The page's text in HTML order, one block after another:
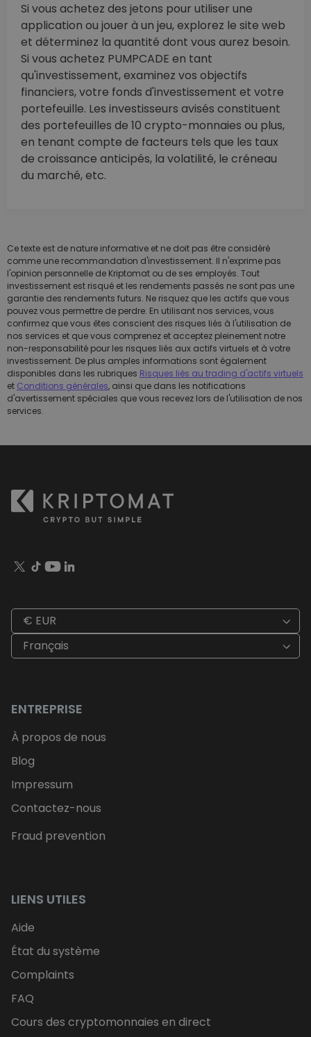
Si vous achetez des jetons pour utiliser une
application ou jouer à un jeu, explorez le site web
et déterminez la quantité dont vous aurez besoin.
Si vous achetez PUMPCADE en tant
qu'investissement, examinez vos objectifs
financiers, votre fonds d'investissement et votre
portefeuille. Les investisseurs avisés constituent
des portefeuilles de 10 crypto-monnaies ou plus,
en tenant compte de facteurs tels que les taux
de croissance anticipés, la volatilité, le créneau
du marché, etc.
Ce texte est de nature informative et ne doit pas être considéré
comme une recommandation d'investissement. Il n'exprime pas
l'opinion personnelle de Kriptomat ou de ses employés. Tout
investissement est risqué et les rendements passés ne sont pas une
garantie des rendements futurs. Ne risquez que les actifs que vous
pouvez vous permettre de perdre. En utilisant nos services, vous
confirmez que vous êtes conscient des risques liés à l'utilisation de
nos services et que vous comprenez et acceptez pleinement notre
non-responsabilité pour les risques liés aux actifs virtuels et à votre
investissement. De plus amples informations sont également
disponibles dans les rubriques Risques liés au trading d'actifs virtuels
et Conditions générales, ainsi que dans les notifications
d'avertissement spéciales que vous recevez lors de l'utilisation de nos
services.
€ EUR
Français
ENTREPRISE
À propos de nous
Blog
Impressum
Contactez-nous
Fraud prevention
LIENS UTILES
Aide
État du système
Complaints
FAQ
Cours des cryptomonnaies en direct